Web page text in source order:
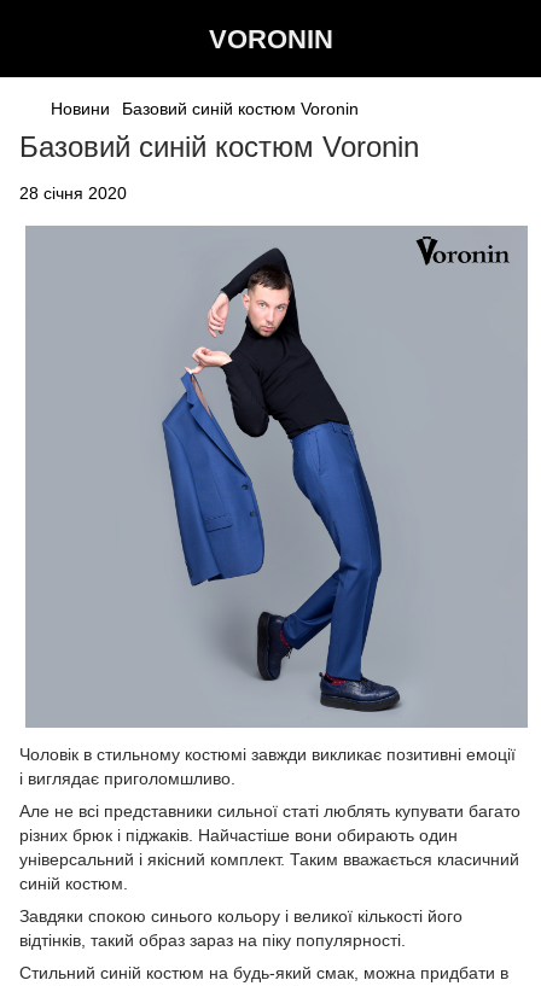
VORONIN
Новини Базовий синій костюм Voronin
Базовий синій костюм Voronin
28 січня 2020
Чоловік в стильному костюмі завжди викликає позитивні емоції
і виглядає приголомшливо.
Але не всі представники сильної статі люблять купувати багато
різних брюк і піджаків. Найчастіше вони обирають один
універсальний і якісний комплект. Таким вважається класичний
синій костюм.
Завдяки спокою синього кольору і великої кількості його
відтінків, такий образ зараз на піку популярності.
Стильний синій костюм на будь-який смак, можна придбати в